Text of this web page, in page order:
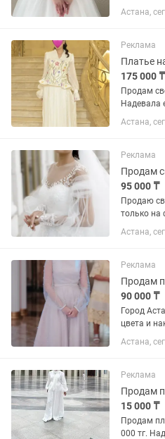
Астана,
Реклама
Платье
175 000 ₸
Продам
Надевала
шилось на
қыз
химчистки,
Астана,
Реклама
Продам
95 000 ₸
Продаю
только на
корсет)
Астана,
Реклама
Продам
90 000 ₸
Город
цвета и
жемчуга(
раз, на
Астана,
Реклама
Продам
15 000 ₸
Продам
000 тг.